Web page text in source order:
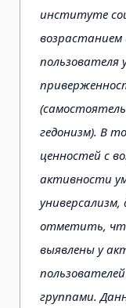
институте
пользователя
гедонизм). В
ценностей с
активности
отметить,
выявлены у
группами.